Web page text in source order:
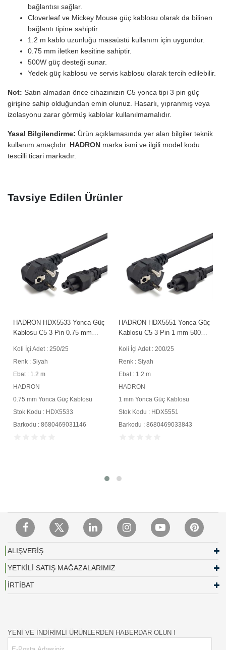
bağlantısı sağlar.
Cloverleaf ve Mickey Mouse güç kablosu olarak da bilinen
bağlantı tipine sahiptir.
1.2 m kablo uzunluğu masaüstü kullanım için uygundur.
0.75 mm iletken kesitine sahiptir.
500W güç desteği sunar.
Yedek güç kablosu ve servis kablosu olarak tercih edilebilir.
Not: Satın almadan önce cihazınızın C5 yonca tipi 3 pin güç
girişine sahip olduğundan emin olunuz. Hasarlı, yıpranmış veya
izolasyonu zarar görmüş kablolar kullanılmamalıdır.
Yasal Bilgilendirme: Ürün açıklamasında yer alan bilgiler teknik
kullanım amaçlıdır. HADRON marka ismi ve ilgili model kodu
tescilli ticari markadır.
Tavsiye Edilen Ürünler
HADRON HDX5533 Yonca Güç
Kablosu C5 3 Pin 0.75 mm
Koli İçi Adet : 250/25
Renk : Siyah
Ebat : 1.2 m
HADRON
0.75 mm Yonca Güç Kablosu
Stok Kodu : HDX5533
Barkodu : 8680469031146
HADRON HDX5551 Yonca Güç
Kablosu C5 3 Pin 1 mm 500W
Koli İçi Adet : 200/25
Renk : Siyah
Ebat : 1.2 m
HADRON
1 mm Yonca Güç Kablosu
Stok Kodu : HDX5551
Barkodu : 8680469033843
ALIŞVERİŞ
YETKİLİ SATIŞ MAĞAZALARIMIZ
İRTİBAT
YENİ VE İNDİRİMLİ ÜRÜNLERDEN HABERDAR OLUN !